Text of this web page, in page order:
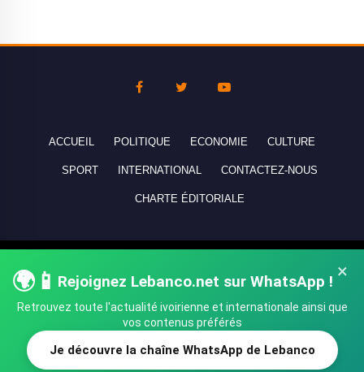
SHARE TWEET
×
🌍📱 Rejoignez Lebanco.net sur WhatsApp !
Retrouvez toute l'actualité ivoirienne et internationale ainsi que
vos contenus préférés
Je découvre la chaîne WhatsApp de Lebanco
ACCUEIL POLITIQUE ECONOMIE CULTURE
SPORT INTERNATIONAL CONTACTEZ-NOUS
CHARTE ÉDITORIALE
réservés - All rights reserved.